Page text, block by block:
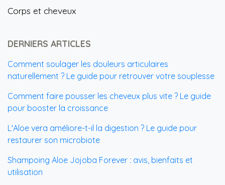
Corps et cheveux
DERNIERS ARTICLES
Comment soulager les douleurs articulaires
naturellement ? Le guide pour retrouver votre souplesse
Comment faire pousser les cheveux plus vite ? Le guide
pour booster la croissance
L'Aloe vera améliore-t-il la digestion ? Le guide pour
restaurer son microbiote
Shampoing Aloe Jojoba Forever : avis, bienfaits et
utilisation